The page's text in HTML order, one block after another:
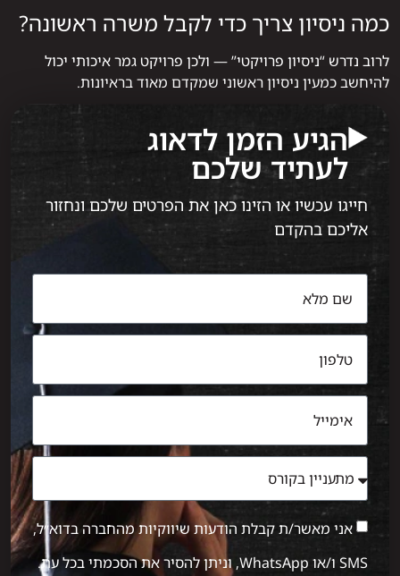
כמה ניסיון צריך כדי לקבל משרה ראשונה?
לרוב נדרש “ניסיון פרויקטי” — ולכן פרויקט גמר איכותי יכול
להיחשב כמעין ניסיון ראשוני שמקדם מאוד בראיונות.
הגיע הזמן לדאוג
לעתיד שלכם
חייגו עכשיו או הזינו כאן את הפרטים שלכם ונחזור
אליכם בהקדם
אני מאשר/ת קבלת הודעות שיווקיות מהחברה בדוא״ל,
SMS ו/או WhatsApp, וניתן להסיר את הסכמתי בכל עת.